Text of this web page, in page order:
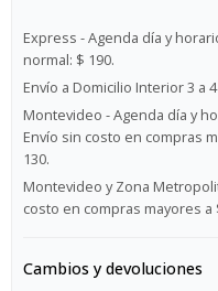
Express - Agenda día y
normal: $ 190.
Envío a Domicilio Interior 3 a
Montevideo - Agenda día y
Envío sin costo en compras
130.
Montevideo y Zona
costo en compras mayores a
Cambios y devoluciones